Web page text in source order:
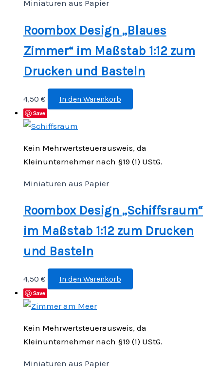
Miniaturen aus Papier
Roombox Design „Blaues
Zimmer“ im Maßstab 1:12 zum
Drucken und Basteln
4,50 € In den Warenkorb
Save
Kein Mehrwertsteuerausweis, da
Kleinunternehmer nach §19 (1) UStG.
Miniaturen aus Papier
Roombox Design „Schiffsraum“
im Maßstab 1:12 zum Drucken
und Basteln
4,50 € In den Warenkorb
Save
Kein Mehrwertsteuerausweis, da
Kleinunternehmer nach §19 (1) UStG.
Miniaturen aus Papier